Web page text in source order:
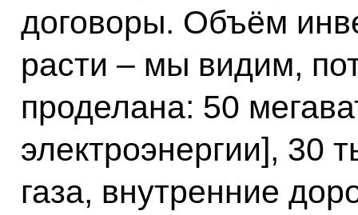
договоры. Объём
расти – мы видим,
проделана: 50
электроэнергии], 30
газа, внутренние